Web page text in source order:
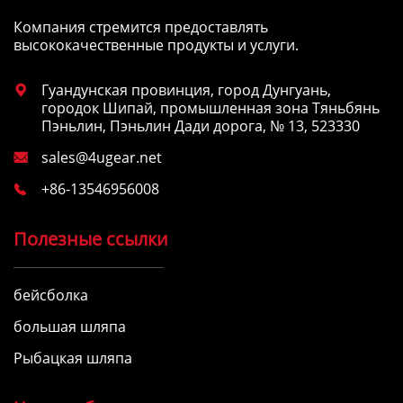
Компания стремится предоставлять
высококачественные продукты и услуги.

Гуандунская провинция, город Дунгуань,
городок Шипай, промышленная зона Тяньбянь
Пэньлин, Пэньлин Дади дорога, № 13, 523330
 sales@4ugear.net
 +86-13546956008
Полезные ссылки
бейсболка
большая шляпа
Рыбацкая шляпа